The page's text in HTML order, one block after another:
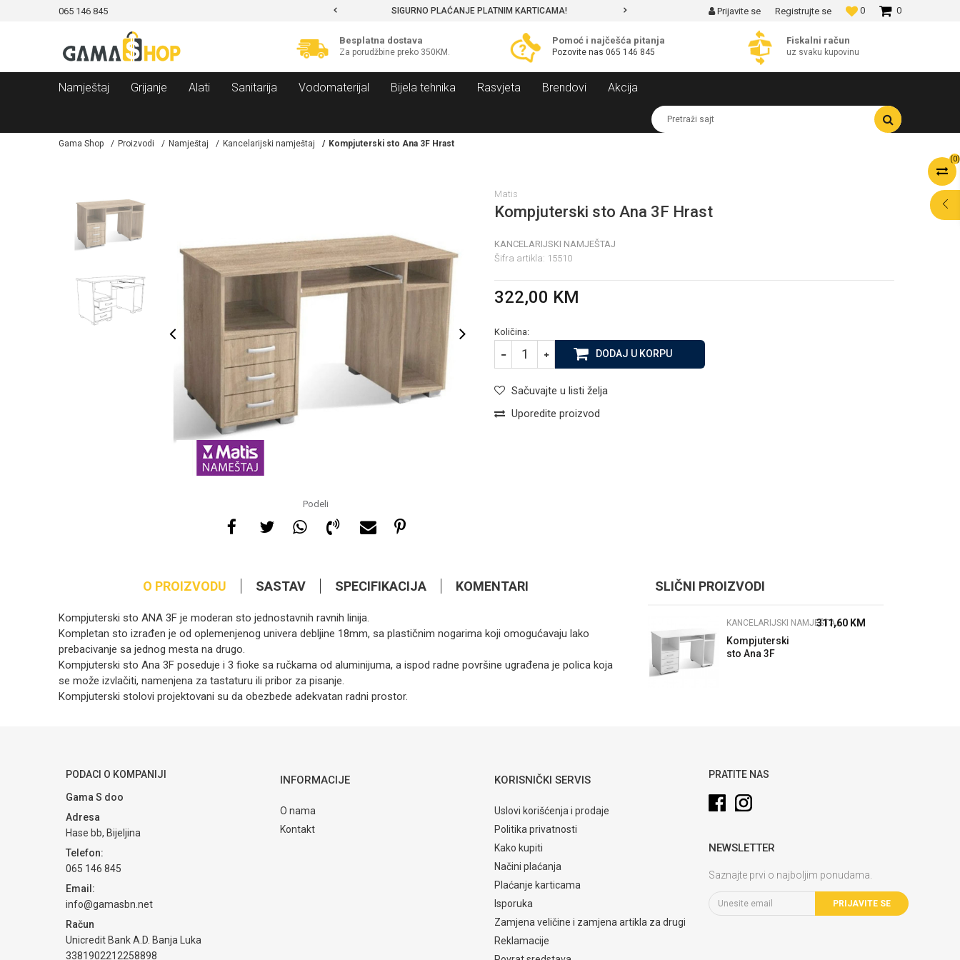
065 146 845 SIGURNO PLAĆANJE PLATNIM KARTICAMA! MOGUĆNOST BESPLATNE ISPORUKE! 0
0
Prijavite se Registrujte se
Besplatna dostava
Za porudžbine preko 350KM.
Pomoć i najčešća pitanja
Pozovite nas 065 146 845
Fiskalni račun
uz svaku kupovinu
Namještaj Grijanje Alati Sanitarija Vodomaterijal Bijela tehnika Rasvjeta Brendovi Akcija
Pretraži sajt
(0)
Gama Shop Proizvodi Namještaj Kancelarijski namještaj Kompjuterski sto Ana 3F Hrast
Podeli
Matis
Kompjuterski sto Ana 3F Hrast
KANCELARIJSKI NAMJEŠTAJ
Šifra artikla: 15510
322,00 KM
Količina:
DODAJ U KORPU
Sačuvajte u listi želja
Uporedite proizvod
O PROIZVODU SASTAV SPECIFIKACIJA KOMENTARI
Kompjuterski sto ANA 3F je moderan sto jednostavnih ravnih linija.
Kompletan sto izrađen je od oplemenjenog univera debljine 18mm, sa plastičnim nogarima koji omogućavaju lako
prebacivanje sa jednog mesta na drugo.
Kompjuterski sto Ana 3F poseduje i 3 fioke sa ručkama od aluminijuma, a ispod radne površine ugrađena je polica koja
se može izvlačiti, namenjena za tastaturu ili pribor za pisanje.
Kompjuterski stolovi projektovani su da obezbede adekvatan radni prostor.
Poruka
POŠALJI
SLIČNI PROIZVODI
KANCELARIJSKI NAMJEŠTAJ
Kompjuterski
sto Ana 3F
311,60 KM
PODACI O KOMPANIJI
Gama S doo
Adresa
Hase bb, Bijeljina
Telefon:
065 146 845
Email:
info@gamasbn.net
Račun
Unicredit Bank A.D. Banja Luka
3381902212258898
INFORMACIJE
O nama
Kontakt
KORISNIČKI SERVIS
Uslovi korišćenja i prodaje
Politika privatnosti
Kako kupiti
Načini plaćanja
Plaćanje karticama
Isporuka
Zamjena veličine i zamjena artikla za drugi
Reklamacije
PRATITE NAS
NEWSLETTER
Saznajte prvi o najboljim ponudama.
PRIJAVITE SE